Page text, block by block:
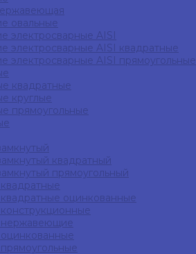
овальные
электросварные AISI
электросварные AISI квадратные
электросварные AISI прямоугольные
квадратные
круглые
прямоугольные
квадратный
прямоугольный
оцинкованные